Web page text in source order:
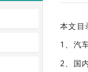
本文目
1、汽
2、国